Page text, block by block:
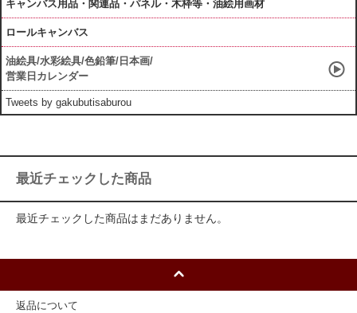
キャンバス用品・関連品・パネル・木枠等・油絵用画材
ロールキャンバス
油絵具/水彩絵具/色鉛筆/日本画/
営業日カレンダー
Tweets by gakubutisaburou
最近チェックした商品
最近チェックした商品はまだありません。
返品について